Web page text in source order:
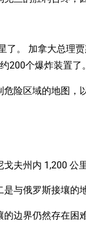
。 加拿大总理贾
200个爆炸装置了
险区域的地图，
夫州内 1,200 公
与俄罗斯接壤的地
边界仍然存在困